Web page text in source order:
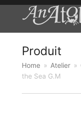
Produit
Home » Atelier »
the Sea G.M